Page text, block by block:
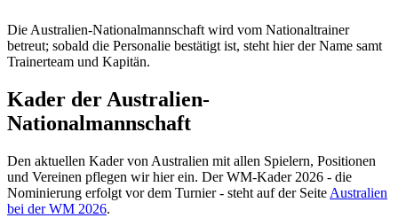
Die Australien-Nationalmannschaft wird vom Nationaltrainer
betreut; sobald die Personalie bestätigt ist, steht hier der Name samt
Trainerteam und Kapitän.
Kader der Australien-
Nationalmannschaft
Den aktuellen Kader von Australien mit allen Spielern, Positionen
und Vereinen pflegen wir hier ein. Der WM-Kader 2026 - die
Nominierung erfolgt vor dem Turnier - steht auf der Seite Australien
bei der WM 2026.